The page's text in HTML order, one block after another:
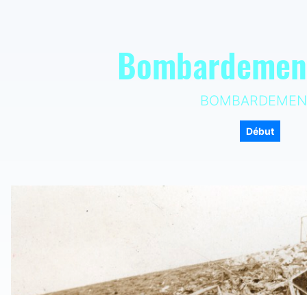
Début